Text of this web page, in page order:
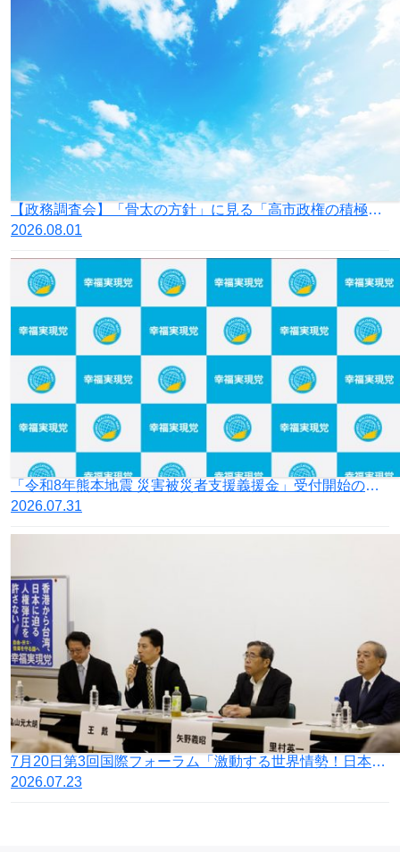
【政務調査会】「骨太の方針」に見る「高市政権の積極財政」の落とし穴
2026.08.01
「令和8年熊本地震 災害被災者支援義援金」受付開始のお知らせ
2026.07.31
7月20日第3回国際フォーラム「激動する世界情勢！日本の針路を問う」開催
2026.07.23